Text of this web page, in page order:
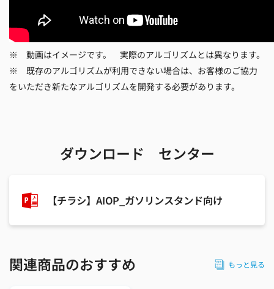
※ 動画はイメージです。 実際のアルゴリズムとは異なります。
※ 既存のアルゴリズムが利用できない場合は、お客様のご協力
をいただき新たなアルゴリズムを開発する必要があります。
ダウンロード センター
【チラシ】AIOP_ガソリンスタンド向け
関連商品のおすすめ もっと見る